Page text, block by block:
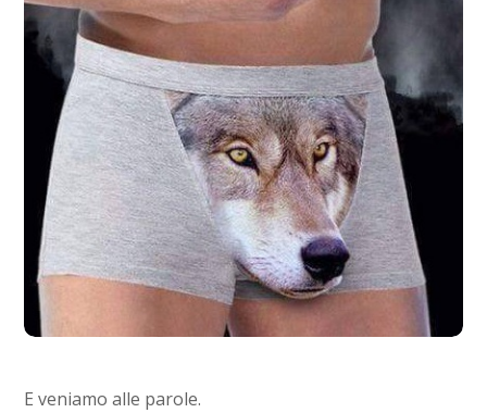
E veniamo alle parole.